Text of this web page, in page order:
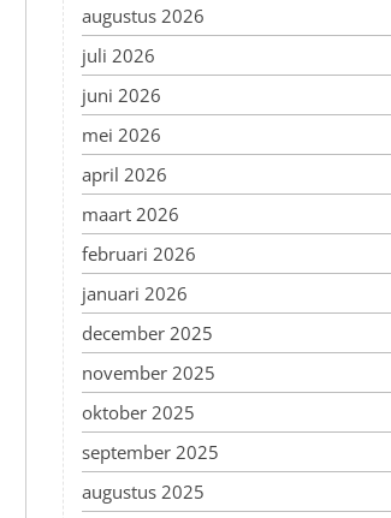
augustus 2026
juli 2026
juni 2026
mei 2026
april 2026
maart 2026
februari 2026
januari 2026
december 2025
november 2025
oktober 2025
september 2025
augustus 2025